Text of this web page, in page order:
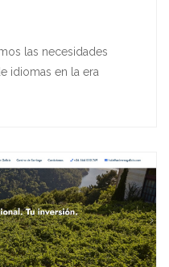
las necesidades
idiomas en la era